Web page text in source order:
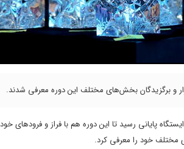
و برگزیدگان بخش‌های مختلف این دوره معرفی شدند.
مختلف خود را معرفی کرد.